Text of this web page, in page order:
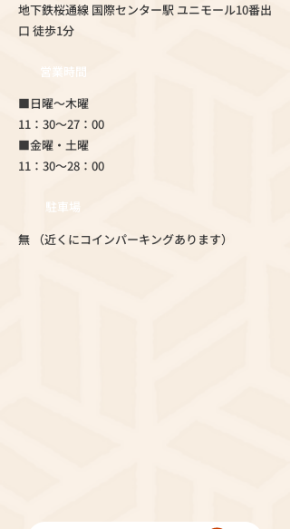
地下鉄桜通線 国際センター駅 ユニモール10番出
口 徒歩1分
営業時間
■日曜～木曜
11：30～27：00
■金曜・土曜
11：30～28：00
駐車場
無 （近くにコインパーキングあります）